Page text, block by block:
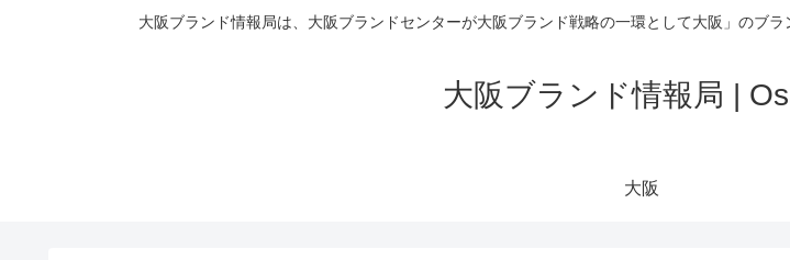
大阪ブランド情報局は、大阪ブランドセンターが大阪ブランド戦略の一環として大阪」のブ
大阪ブランド情報局 |
大阪